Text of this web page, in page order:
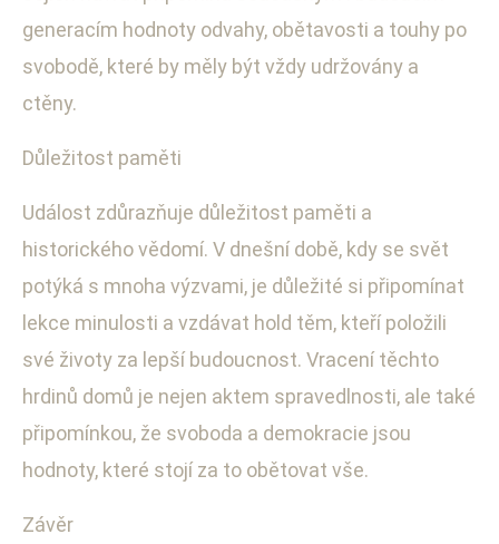
generacím hodnoty odvahy, obětavosti a touhy po
svobodě, které by měly být vždy udržovány a
ctěny.
Důležitost paměti
Událost zdůrazňuje důležitost paměti a
historického vědomí. V dnešní době, kdy se svět
potýká s mnoha výzvami, je důležité si připomínat
lekce minulosti a vzdávat hold těm, kteří položili
své životy za lepší budoucnost. Vracení těchto
hrdinů domů je nejen aktem spravedlnosti, ale také
připomínkou, že svoboda a demokracie jsou
hodnoty, které stojí za to obětovat vše.
Závěr